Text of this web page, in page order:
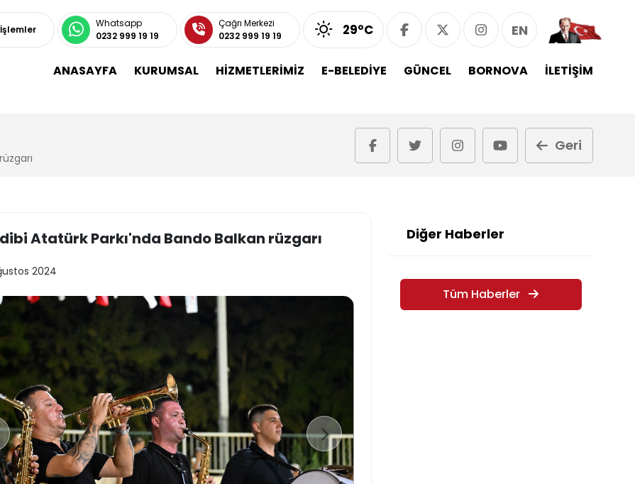
İşlemler
Whatsapp
0232 999 19 19
Çağrı Merkezi
0232 999 19 19
29°C EN
ANASAYFA KURUMSAL HİZMETLERİMİZ E-BELEDİYE GÜNCEL BORNOVA İLETİŞİM
Geri
Atatürk Parkı'nda Bando Balkan rüzgarı
2024
Diğer Haberler
Tüm Haberler